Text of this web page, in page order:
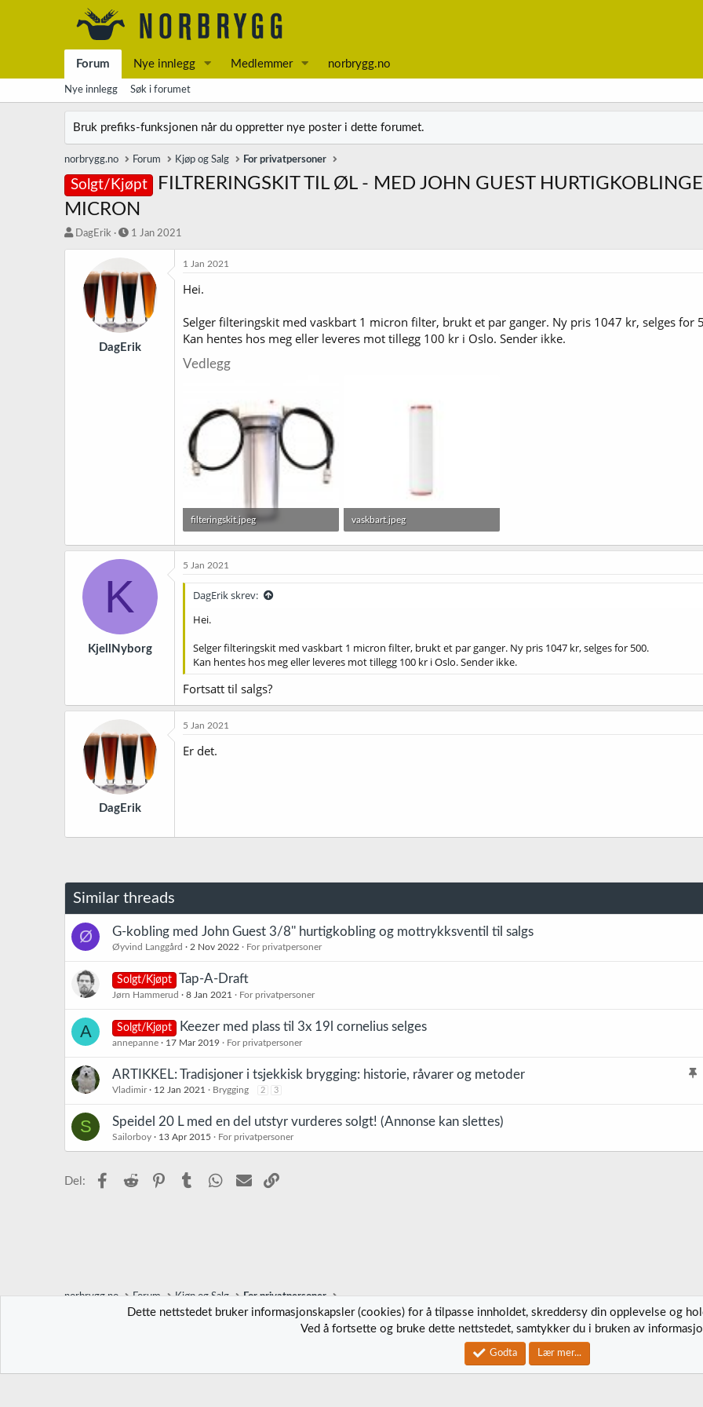
Forum Nye innlegg Medlemmer norbrygg.no
Nye innlegg Søk i forumet
Bruk prefiks-funksjonen når du oppretter nye poster i dette forumet.
norbrygg.no Forum Kjøp og Salg For privatpersoner
Solgt/Kjøpt
FILTRERINGSKIT TIL ØL - MED JOHN GUEST
MICRON
T
DagErik
S
r
d
a
t
o
1 Jan 2021
DagErik
1 Jan 2021
Hei.
Selger filteringskit med vaskbart 1 micron filter, brukt et par ganger. Ny pris 1047 kr, selges for
Kan hentes hos meg eller leveres mot tillegg 100 kr i Oslo. Sender ikke.
Vedlegg
filteringskit.jpeg
74,6 KB · Sett: 15
vaskbart.jpeg
14,9 KB · Sett: 15
K
KjellNyborg
5 Jan 2021
DagErik skrev:
Hei.
Selger filteringskit med vaskbart 1 micron filter, brukt et par ganger. Ny pris 1047 kr, selges for 500.
Kan hentes hos meg eller leveres mot tillegg 100 kr i Oslo. Sender ikke.
Fortsatt til salgs?
DagErik
5 Jan 2021
Er det.
Similar threads
Ø G-kobling med John Guest 3/8'' hurtigkobling og mottrykksventil til salgs
Øyvind Langgård 2 Nov 2022 For privatpersoner
Solgt/Kjøpt Tap-A-Draft
Jørn Hammerud 8 Jan 2021 For privatpersoner
A Solgt/Kjøpt Keezer med plass til 3x 19l cornelius selges
annepanne 17 Mar 2019 For privatpersoner
K
r
ARTIKKEL: Tradisjoner i tsjekkisk brygging: historie, råvarer og metoder
Vladimir 12 Jan 2021 Brygging 2 3
S Speidel 20 L med en del utstyr vurderes solgt! (Annonse kan slettes)
Sailorboy 13 Apr 2015 For privatpersoner
Del: Facebook
Reddit PinterestTumblr WhatsApp
E-post
norbrygg.no Forum Kjøp og Salg For privatpersoner
Community platform by XenForo ®
Dette nettstedet bruker informasjonskapsler (cookies) for å tilpasse innholdet, skreddersy din opplevelse og
Ved å fortsette og bruke dette nettstedet, samtykker du i bruken av
Godta Lær mer...